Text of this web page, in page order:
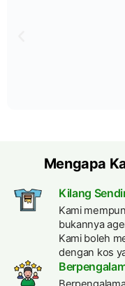
Mengapa
Kilang
Kami
bukannya
Kami boleh
dengan kos